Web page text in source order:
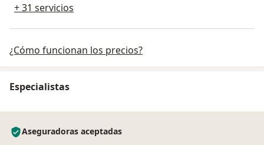
+ 31 servicios
¿Cómo funcionan los precios?
Especialistas
Aseguradoras aceptadas